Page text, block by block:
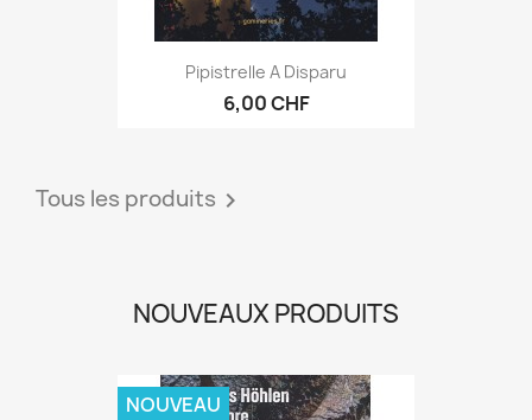
Pipistrelle A Disparu
6,00 CHF
Tous les produits 
NOUVEAUX PRODUITS
NOUVEAU